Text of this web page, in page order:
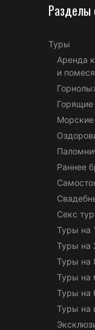
Разделы
Туры
Аренда
и
Раннее
Секс
Туры на
Туры на
Туры на
Туры на
Туры на
Туры на